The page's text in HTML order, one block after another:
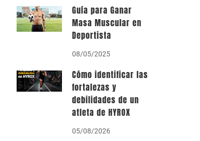
Guía para Ganar
Masa Muscular en
Deportista
08/05/2025
Cómo identificar las
fortalezas y
debilidades de un
atleta de HYROX
05/08/2026